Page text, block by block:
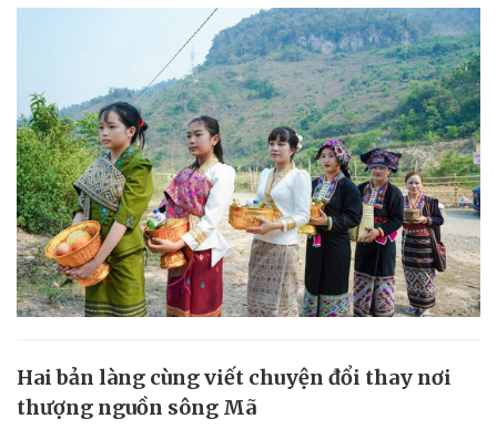
Hai bản làng cùng viết chuyện đổi thay nơi
thượng nguồn sông Mã